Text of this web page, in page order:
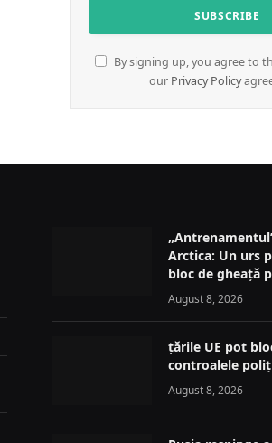
By signing up, you agree to
our Privacy Policy
Arctica: Un urs
bloc de gheață
August 8, 2026
țările UE pot
controalele
August 8, 2026